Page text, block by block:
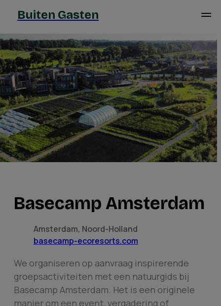
Buiten Gasten
Basecamp Amsterdam
Amsterdam, Noord-Holland
basecamp-ecoresorts.com
We organiseren op aanvraag inspirerende
groepsactiviteiten met een natuurgids bij
Basecamp Amsterdam. Het is een originele
manier om een event, vergadering of